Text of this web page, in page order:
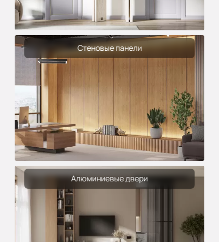
Стеновые панели
Алюминиевые двери